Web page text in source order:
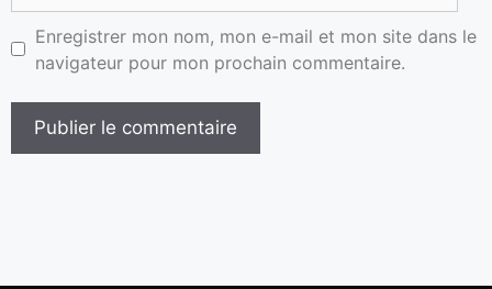
Enregistrer mon nom, mon e-mail et mon site dans le
navigateur pour mon prochain commentaire.